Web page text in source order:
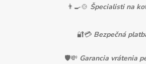
👨‍🍳🍲 Špecialisti na
🔐💳 Bezpečná
🛡️💸 Garancia vrátenia